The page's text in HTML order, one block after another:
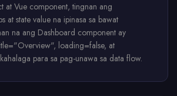
at Vue component, tingnan ang
at state value na ipinasa sa bawat
na ang Dashboard component ay
loading=false, at
para sa pag-unawa sa data flow.